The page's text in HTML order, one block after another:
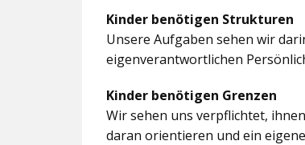
Kinder benötigen Strukturen
Unsere Aufgaben sehen wir
eigenverantwortlichen
Kinder benötigen Grenzen
Wir sehen uns verpflichtet,
daran orientieren und ein